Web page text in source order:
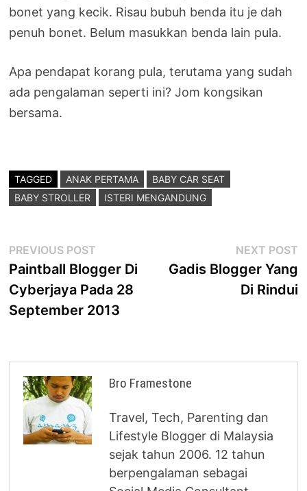
bonet yang kecik. Risau bubuh benda itu je dah
penuh bonet. Belum masukkan benda lain pula.
Apa pendapat korang pula, terutama yang sudah
ada pengalaman seperti ini? Jom kongsikan
bersama.
TAGGED ANAK PERTAMA
BABY CAR SEAT
BABY STROLLER
ISTERI MENGANDUNG
Post
navigation
PREVIOUS POST
post:
Paintball Blogger Di
Cyberjaya Pada 28
September 2013
NEXT POST
Gadis Blogger Yang
Di Rindui
Bro Framestone
Travel, Tech, Parenting dan
Lifestyle Blogger di Malaysia
sejak tahun 2006. 12 tahun
berpengalaman sebagai